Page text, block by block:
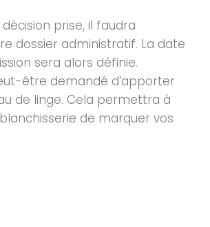
prise, il faudra
dossier administratif. La date
sera alors définie.
être demandé d’apporter
de linge. Cela permettra à
de marquer vos